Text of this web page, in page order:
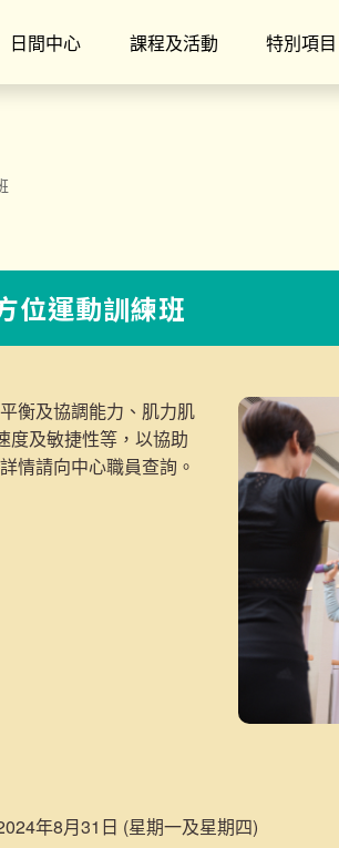
日間中心 課程及活動 特別項目
位運動訓練班
衡及協調能力、肌力肌
度及敏捷性等，以協助
情請向中心職員查詢。
年8月31日 (星期一及星期四)